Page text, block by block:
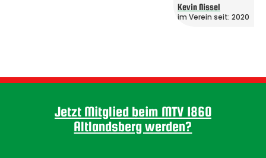
Kevin Nissel
im Verein seit: 2020
Jetzt Mitglied beim MTV 1860
Altlandsberg werden?